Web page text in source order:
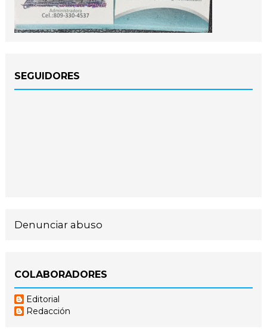
SEGUIDORES
Denunciar abuso
COLABORADORES
Editorial
Redacción